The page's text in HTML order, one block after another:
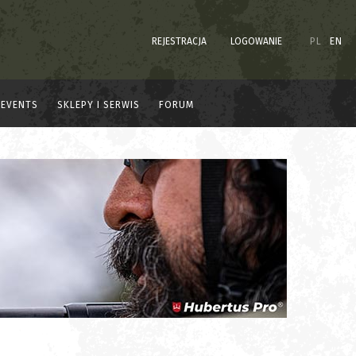
REJESTRACJA LOGOWANIE PL EN
EVENTS SKLEPY I SERWIS FORUM